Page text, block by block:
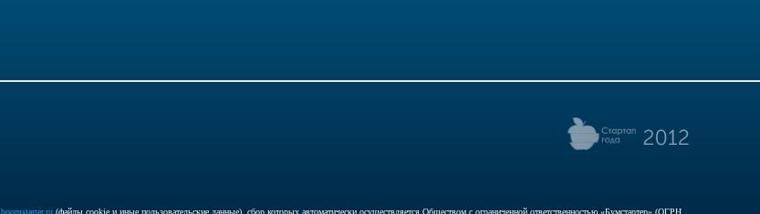
boomstarter.ru(файлы cookie и иные пользовательские данные), сбор которых автоматически осуществляется Обществом с ограниченной ответственностью «Бумстартер» (ОГРН